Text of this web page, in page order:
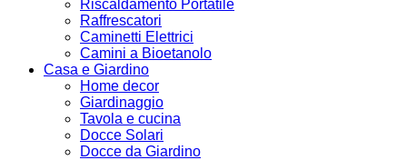
Riscaldamento Portatile
Raffrescatori
Caminetti Elettrici
Camini a Bioetanolo
Casa e Giardino
Home decor
Giardinaggio
Tavola e cucina
Docce Solari
Docce da Giardino